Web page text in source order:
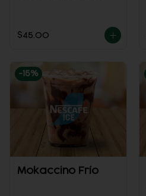
$45.00
-15%
Mokaccino Frío